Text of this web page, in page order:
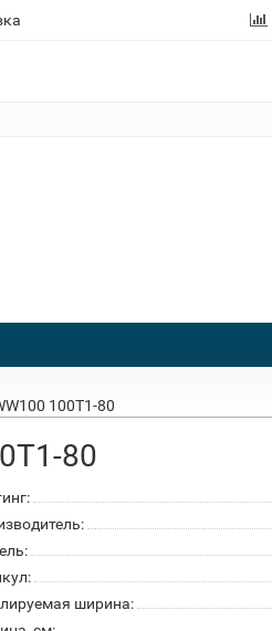
100T1-80
80
ширина: